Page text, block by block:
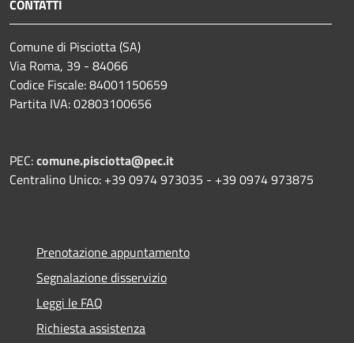
CONTATTI
Comune di Pisciotta (SA)
Via Roma, 39 - 84066
Codice Fiscale: 84001150659
Partita IVA: 02803100656
PEC:comune.pisciotta@pec.it
Centralino Unico: +39 0974 973035 - +39 0974 973875
Prenotazione appuntamento
Segnalazione disservizio
Leggi le FAQ
Richiesta assistenza